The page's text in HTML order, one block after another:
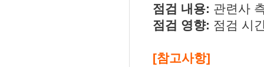
점검 내용: 관련사
점검 영향: 점검 시
[참고사항]